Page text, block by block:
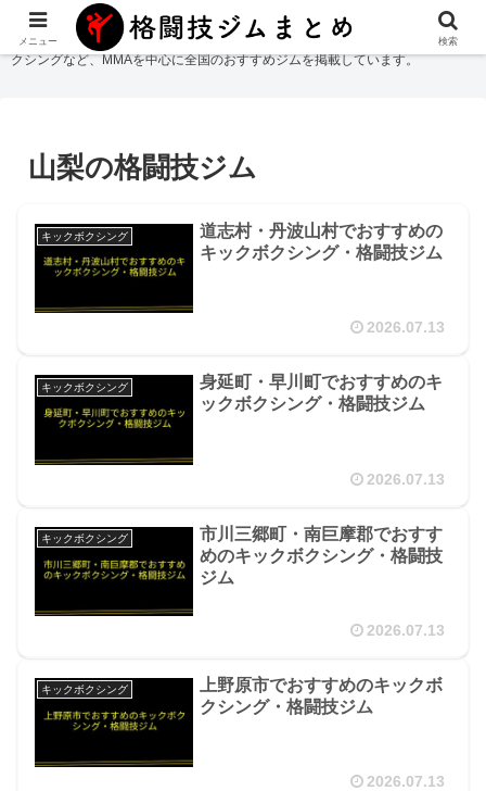
格闘技ジムまとめ
では総合格闘技・柔術・レスリング・キックボクシング・ボ
クシングなど、MMAを中心に全国のおすすめジムを掲載しています。
山梨の格闘技ジム
キックボクシング
道志村・丹波山村でおすすめの
キックボクシング・格闘技ジム
2026.07.13
キックボクシング
身延町・早川町でおすすめのキ
ックボクシング・格闘技ジム
2026.07.13
キックボクシング
市川三郷町・南巨摩郡でおすす
めのキックボクシング・格闘技
ジム
2026.07.13
キックボクシング
上野原市でおすすめのキックボ
クシング・格闘技ジム
2026.07.13
メニュー 検索